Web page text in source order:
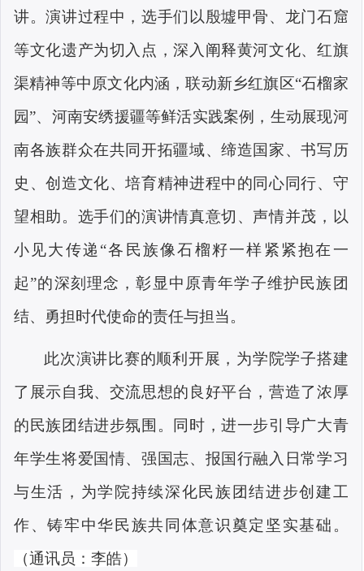
讲。演讲过程中，选手们以殷墟甲骨、龙门石窟
等文化遗产为切入点，深入阐释黄河文化、红旗
渠精神等中原文化内涵，联动新乡红旗区“石榴家
园”、河南安绣援疆等鲜活实践案例，生动展现河
南各族群众在共同开拓疆域、缔造国家、书写历
史、创造文化、培育精神进程中的同心同行、守
望相助。选手们的演讲情真意切、声情并茂，以
小见大传递“各民族像石榴籽一样紧紧抱在一
起”的深刻理念，彰显中原青年学子维护民族团
结、勇担时代使命的责任与担当。
此次演讲比赛的顺利开展，为学院学子搭建
了展示自我、交流思想的良好平台，营造了浓厚
的民族团结进步氛围。同时，进一步引导广大青
年学生将爱国情、强国志、报国行融入日常学习
与生活，为学院持续深化民族团结进步创建工
作、铸牢中华民族共同体意识奠定坚实基础。
（通讯员：李皓）